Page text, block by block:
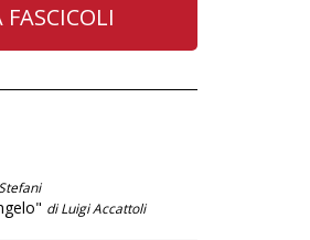
di Luigi Accattoli